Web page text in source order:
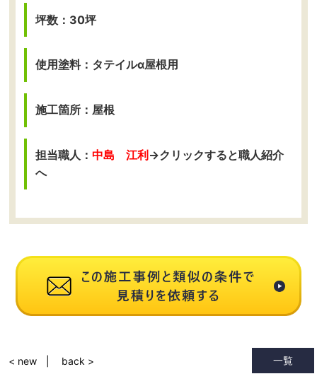
坪数：30坪
使用塗料：タテイルα屋根用
施工箇所：屋根
担当職人： 中島 江利→クリックすると職人紹介
へ
一覧
< new back >